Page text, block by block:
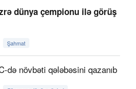
dünya çempionu ilə görüş
Şahmat
də növbəti qələbəsini qazanıb